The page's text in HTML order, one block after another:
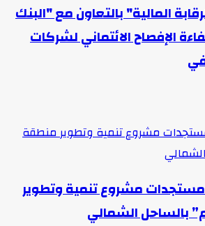
المالية" بالتعاون مع "البنك
الإفصاح الائتماني لشركات
مستجدات مشروع تنمية وتطوير
بالساحل الشمالي